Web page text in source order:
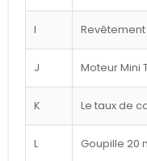
I Revêtement
J Moteur Mini
K Le taux de
L Goupille 20